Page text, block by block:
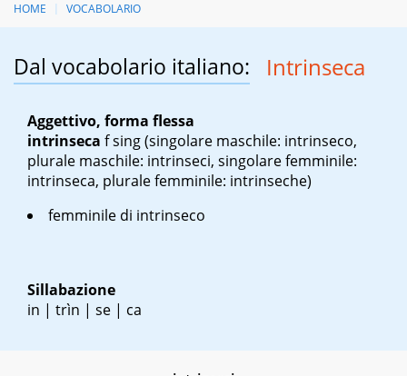
HOME VOCABOLARIO
Dal vocabolario italiano: Intrinseca
Aggettivo, forma flessa
intrinseca f sing(singolare maschile: intrinseco,
plurale maschile: intrinseci, singolare femminile:
intrinseca, plurale femminile: intrinseche)
femminile di intrinseco
Sillabazione
in | trìn | se | ca